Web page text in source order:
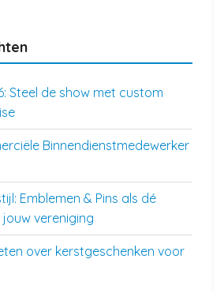
Steel de show met custom
Binnendienstmedewerker
Emblemen & Pins als dé
vereniging
over kerstgeschenken voor